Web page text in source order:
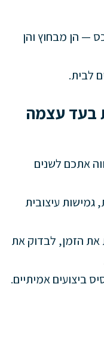
— הן מבחוץ והן
לבית.
בעד עצמה
אתכם לשנים
גמישות עיצובית
את הזמן, לבדוק את
ביצועים אמיתיים.